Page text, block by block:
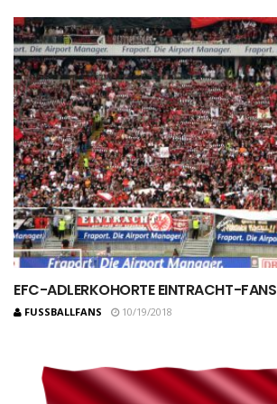
EFC-ADLERKOHORTE EINTRACHT-FANS
FUSSBALLFANS 10/19/2018